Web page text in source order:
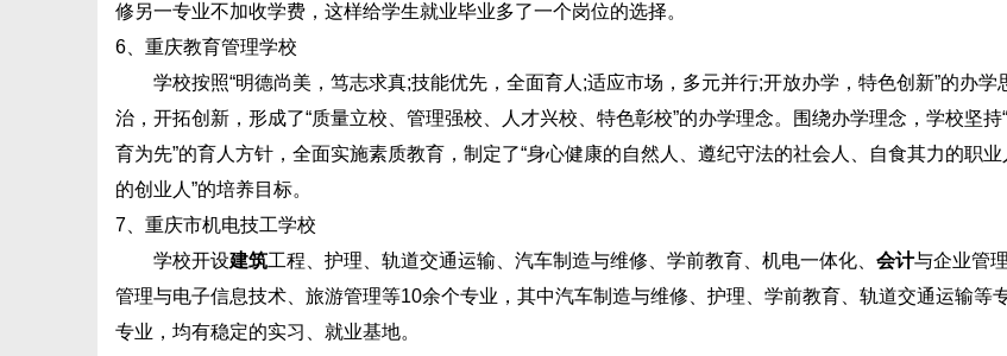
修另一专业不加收学费，这样给学生就业毕业多了一个岗位的选择。
6、重庆教育管理学校
学校按照“明德尚美，笃志求真;技能优先，全面育人;适应市场，多元并行;开放办学，特色创新”的办学
治，开拓创新，形成了“质量立校、管理强校、人才兴校、特色彰校”的办学理念。围绕办学理念，学校坚持
育为先”的育人方针，全面实施素质教育，制定了“身心健康的自然人、遵纪守法的社会人、自食其力的职
的创业人”的培养目标。
7、重庆市机电技工学校
学校开设建筑工程、护理、轨道交通运输、汽车制造与维修、学前教育、机电一体化、 会计与企业管理
管理与电子信息技术、旅游管理等10余个专业，其中汽车制造与维修、护理、学前教育、轨道交通运输等
专业，均有稳定的实习、就业基地。